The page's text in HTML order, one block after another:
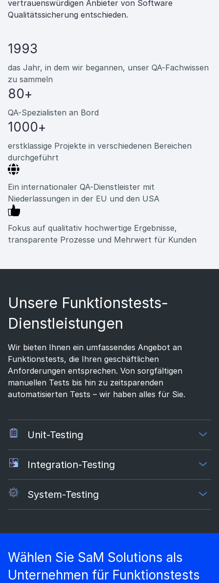
vertrauenswürdigen Anbieter von Software
Qualitätssicherung entschieden.
1993
das Jahr, in dem wir begannen, unser QA-Fachwissen
zu sammeln
80+
QA-Spezialisten an Bord
1000+
erstklassige Projekte in verschiedenen Bereichen
durchgeführt
Ein internationaler QA-Dienstleister mit
Niederlassungen in der EU und den USA
Fokus auf qualitativ hochwertige Ergebnisse,
transparente Prozesse und Mehrwert für Kunden
Unsere Funktionstests-
Dienstleistungen
Wir bieten Ihnen ein umfassendes Angebot an
Funktionstests, die Ihren geschäftlichen
Anforderungen entsprechen. Von sorgfältigen
manuellen Tests bis hin zu zeitsparenden
automatisierten Tests – wir haben alles für Sie.
Unit-Testing
Integration-Testing
System-Testing
Wählen Sie SaM Solutions als
Unternehmen für Funktionstests